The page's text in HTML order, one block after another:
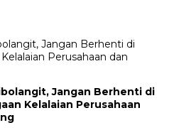
Jangan Berhenti di
Kelalaian Perusahaan